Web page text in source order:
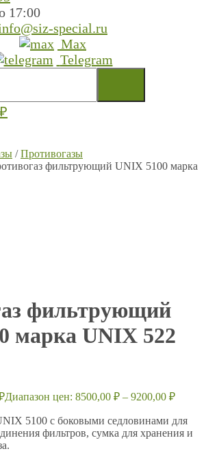
17:00
special.ru
Max
Telegram
₽
/Противогазы
фильтрующий UNIX 5100 марка
фильтрующий
марка UNIX 522
Диапазон цен: 8500,00 ₽ – 9200,00 ₽
5100 с боковыми седловинами для
фильтров, сумка для хранения и